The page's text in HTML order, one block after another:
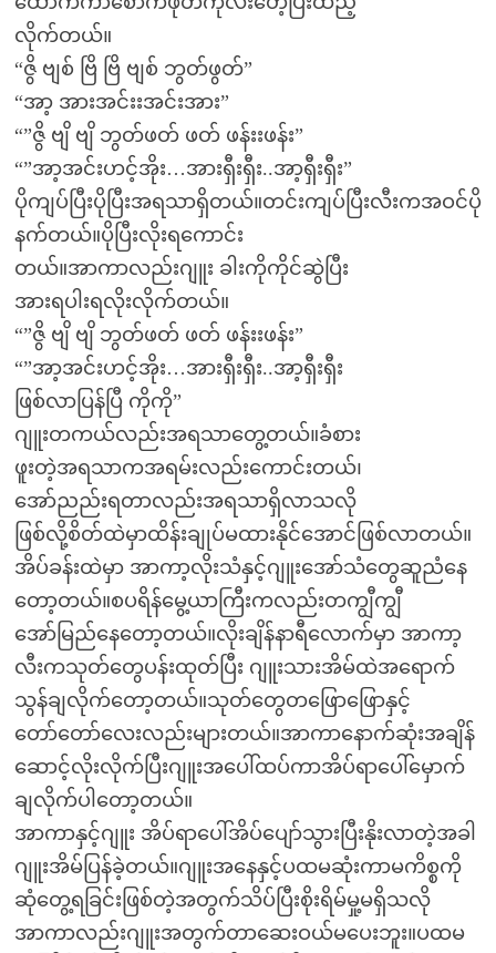
လိုက်တယ်။
“ဇွိ ဗျစ် ဗြိ ဗြိ ဗျစ် ဘွတ်ဖွတ်”
“အာ့ အားအင်းးအင်းအား”
“”ဇွိ ဗျိ ဗျိ ဘွတ်ဖတ် ဖတ် ဖန်းးဖန်း”
“”အာ့အင်းဟင့်အိုး…အားရှီးရှီး..အာ့ရှီးရှီး”
ပိုကျပ်ပြီးပိုပြီးအရသာရှိတယ်။တင်းကျပ်ပြီးလီးကအဝင်ပို
နက်တယ်။ပိုပြီးလိုးရကောင်း
တယ်။အာကာလည်းဂျူး ခါးကိုကိုင်ဆွဲပြီး
အားရပါးရလိုးလိုက်တယ်။
“”ဇွိ ဗျိ ဗျိ ဘွတ်ဖတ် ဖတ် ဖန်းးဖန်း”
“”အာ့အင်းဟင့်အိုး…အားရှီးရှီး..အာ့ရှီးရှီး
ဖြစ်လာပြန်ပြီ ကိုကို”
ဂျူးတကယ်လည်းအရသာတွေ့တယ်။ခံစား
ဖူးတဲ့အရသာကအရမ်းလည်းကောင်းတယ်၊
အော်ညည်းရတာလည်းအရသာရှိလာသလို
ဖြစ်လို့စိတ်ထဲမှာထိန်းချုပ်မထားနိုင်အောင်ဖြစ်လာတယ်။
အိပ်ခန်းထဲမှာ အာကာ့လိုးသံနှင့်ဂျူးအော်သံတွေဆူညံနေ
တော့တယ်။စပရိန်မွေ့ယာကြီးကလည်းတကျွီကျွီ
အော်မြည်နေတော့တယ်။လိုးချိန်နာရီလောက်မှာ အာကာ့
လီးကသုတ်တွေပန်းထုတ်ပြီး ဂျူးသားအိမ်ထဲအရောက်
သွန်ချလိုက်တော့တယ်။သုတ်တွေတဖြောဖြောနှင့်
တော်တော်လေးလည်းများတယ်။အာကာနောက်ဆုံးအချိန်
ဆောင့်လိုးလိုက်ပြီးဂျူးအပေါ်ထပ်ကာအိပ်ရာပေါ်မှောက်
ချလိုက်ပါတော့တယ်။
အာကာနှင့်ဂျူး အိပ်ရာပေါ်အိပ်ပျော်သွားပြီးနိုးလာတဲ့အခါ
ဂျူးအိမ်ပြန်ခဲ့တယ်။ဂျူးအနေနှင့်ပထမဆုံးကာမကိစ္စကို
ဆုံတွေ့ရခြင်းဖြစ်တဲ့အတွက်သိပ်ပြီးစိုးရိမ်မှု့မရှိသလို
အာကာလည်းဂျူးအတွက်တာဆေးဝယ်မပေးဘူး။ပထမ